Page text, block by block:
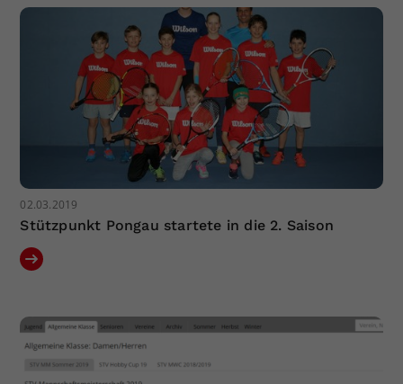
02.03.2019
Stützpunkt Pongau startete in die 2. Saison